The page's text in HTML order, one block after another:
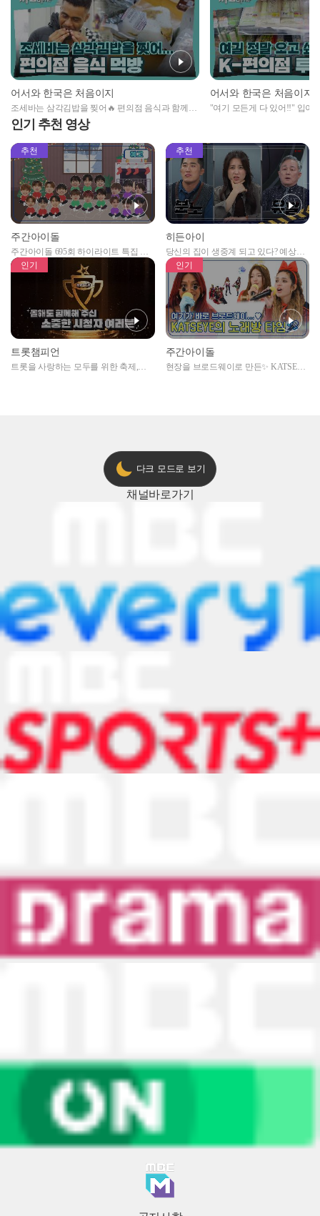
어서와 한국은 처음이지
조세바는 삼각김밥을 찢어🔥 편의점 음식과 함께하
는 피지 사촌들의 아침 식사
어서와 한국은 처음이지
"여기 모든게 다 있어!!" 입이
인기 추천 영상
추천
주간아이돌
주간아이돌 695회 하이라이트 특집 남
자아이돌편 예고
추천
히든아이
당신의 집이 생중계 되고 있다? 예상치
못한 곳에서 일어나는 불법촬영 범죄!
인기
트롯챔피언
트롯을 사랑하는 모두를 위한 축제,
인기
주간아이돌
현장을 브로드웨이로 만든✨ KATSEYE
다크 모드로 보기
채널바로가기